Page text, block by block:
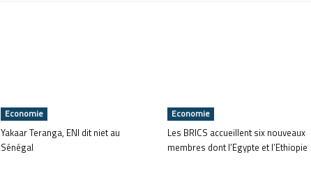
Economie
Yakaar Teranga, ENI dit niet au
Sénégal
Economie
Les BRICS accueillent six nouveaux
membres dont l’Egypte et l’Ethiopie